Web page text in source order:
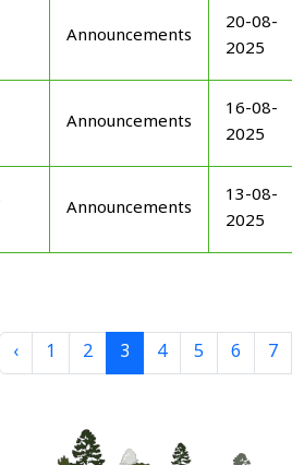
Announcements
20-08-
2025
Announcements
16-08-
2025
Announcements
13-08-
2025
‹ 1 2 3 4 5 6 7